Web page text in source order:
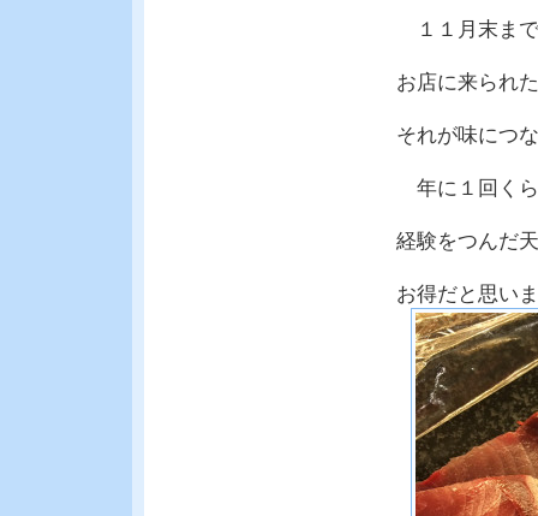
１１月末ま
お店に来られ
それが味につ
年に１回く
経験をつんだ
お得だと思い